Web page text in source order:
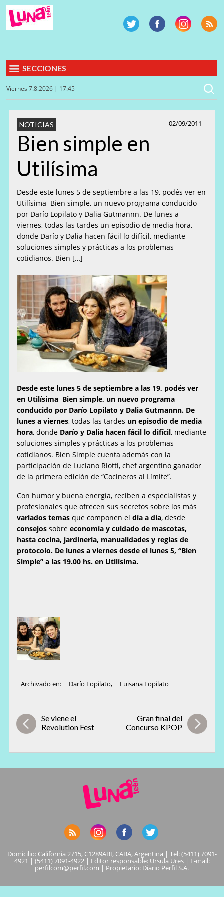
SECCIONES
Viernes 7.8.2026 | 17:45
02/09/2011
NOTICIAS
Bien simple en
Utilísima
Desde este lunes 5 de septiembre a las 19, podés ver en
Utilísima Bien simple, un nuevo programa conducido
por Darío Lopilato y Dalia Gutmannn. De lunes a
viernes, todas las tardes un episodio de media hora,
donde Darío y Dalia hacen fácil lo difícil, mediante
soluciones simples y prácticas a los problemas
cotidianos. Bien […]
Desde este lunes 5 de septiembre a las 19, podés ver
en Utilísima Bien simple, un nuevo programa
conducido por Darío Lopilato y Dalia Gutmannn. De
lunes a viernes, todas las tardes un episodio de media
hora, donde Darío y Dalia hacen fácil lo difícil, mediante
soluciones simples y prácticas a los problemas
cotidianos. Bien Simple cuenta además con la
participación de Luciano Riotti, chef argentino ganador
de la primera edición de “Cocineros al Límite”.
Con humor y buena energía, reciben a especialistas y
profesionales que ofrecen sus secretos sobre los más
variados temas que componen eldía a día, desde
consejos sobreeconomía y cuidado de mascotas,
hasta cocina, jardinería, manualidades y reglas de
protocolo. De lunes a viernes desde el lunes 5, “Bien
Simple” a las 19.00 hs. en Utilísima.
Archivado en: Darío Lopilato, Luisana Lopilato
Se viene el
Revolution Fest
Gran final del
Concurso KPOP
Domicilio: California 2715, C1289ABI, CABA, Argentina | Tel: (5411) 7091-
4921 | (5411) 7091-4922 | Editor responsable: Ursula Ures | E-mail:
perfilcom@perfil.com | Propietario: Diario Perfil S.A.